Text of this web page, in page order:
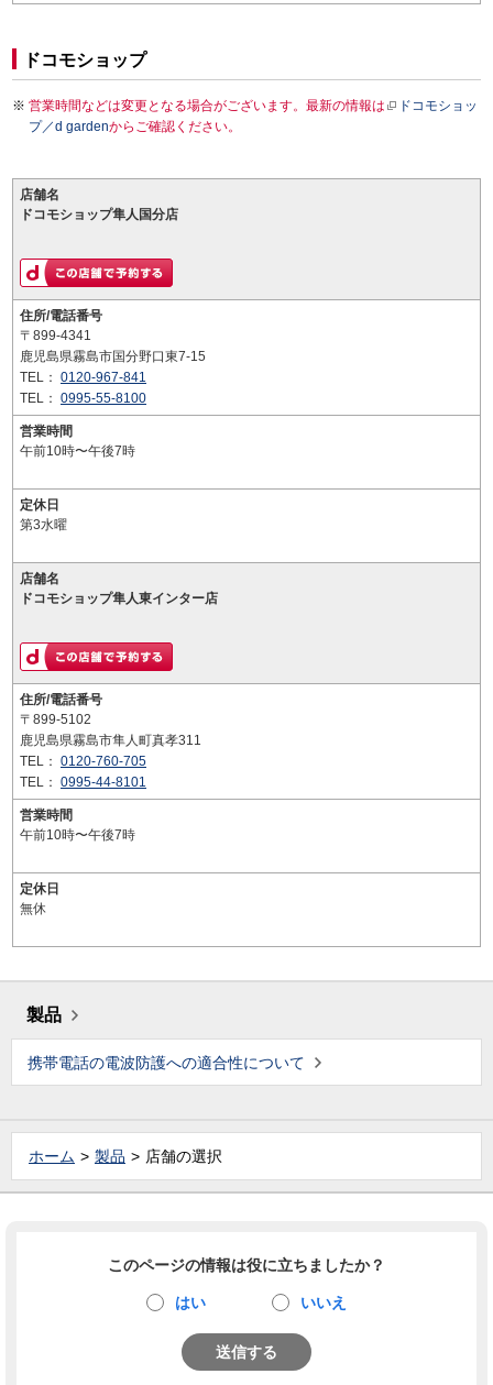
ドコモショップ
営業時間などは変更となる場合がございます。最新の情報は
ドコモショッ
プ／d gardenからご確認ください。
店舗名
ドコモショップ隼人国分店
住所/電話番号
〒899-4341
鹿児島県霧島市国分野口東7-15
TEL： 0120-967-841
TEL： 0995-55-8100
営業時間
午前10時〜午後7時
定休日
第3水曜
店舗名
ドコモショップ隼人東インター店
住所/電話番号
〒899-5102
鹿児島県霧島市隼人町真孝311
TEL： 0120-760-705
TEL： 0995-44-8101
営業時間
午前10時〜午後7時
定休日
無休
製品
携帯電話の電波防護への適合性について
ホーム 製品 店舗の選択
このページの情報は役に立ちましたか？
はい いいえ
送信する